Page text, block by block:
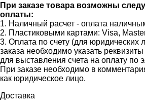
При заказе товара возможны
оплаты:
1. Наличный расчет - оплата
2. Пластиковыми картами: Visa,
3. Оплата по счету (для
заказа необходимо указать
для выставления счета на оплату по
При заказе необходимо в
как юридическое лицо.
Доставка